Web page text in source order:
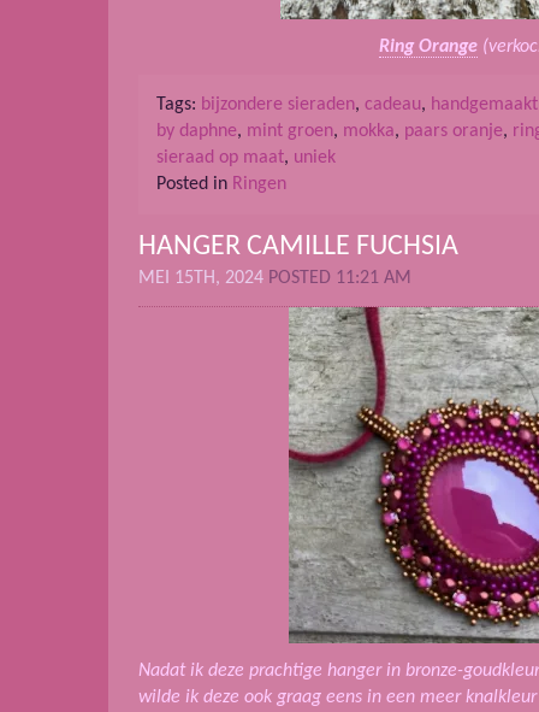
Ring Orange
Tags: bijzondere sieraden, cadeau, handgemaakt
by daphne, mint groen, mokka, paars oranje,
sieraad op maat, uniek
Posted in Ringen
HANGER CAMILLE FUCHSIA
MEI 15TH, 2024 POSTED 11:21 AM
Nadat ik deze prachtige hanger in bronze-
wilde ik deze ook graag eens in een meer